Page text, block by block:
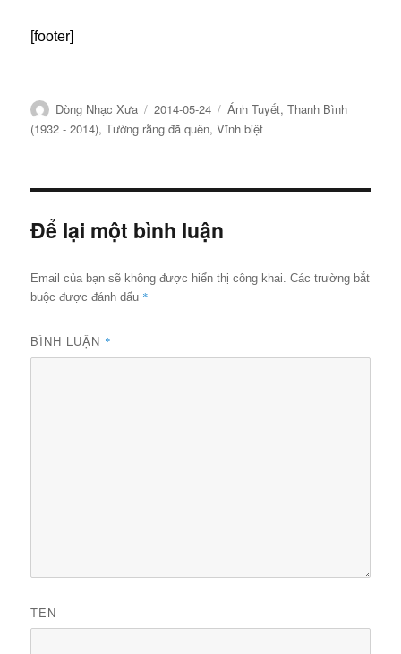
[footer]
Tác
giả
Dòng Nhạc Xưa
Đăng
ngày
2014-05-24
Chuyên
mục
Ánh Tuyết,Thanh Bình
(1932 - 2014),Tưởng rằng đã quên,Vĩnh biệt
Để lại một bình luận
Email của bạn sẽ không được hiển thị công khai. Các trường bắt
buộc được đánh dấu *
BÌNH LUẬN *
TÊN